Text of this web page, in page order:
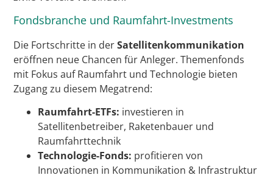
Fondsbranche und Raumfahrt-Investments
Die Fortschritte in derSatellitenkommunikation
eröffnen neue Chancen für Anleger. Themenfonds
mit Fokus auf Raumfahrt und Technologie bieten
Zugang zu diesem Megatrend:
Raumfahrt-ETFs: investieren in
Satellitenbetreiber, Raketenbauer und
Raumfahrttechnik
Technologie-Fonds: profitieren von
Innovationen in Kommunikation & Infrastruktur